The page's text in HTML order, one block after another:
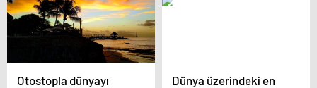
Otostopla dünyayı
Dünya üzerindeki en